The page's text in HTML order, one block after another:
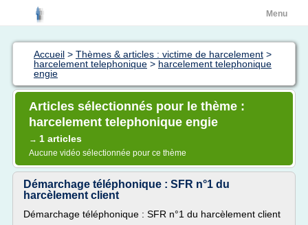
Menu
Accueil > Thèmes & articles : victime de harcelement >
harcelement telephonique > harcelement telephonique
engie
Articles sélectionnés pour le thème :
harcelement telephonique engie
→ 1 articles
Aucune vidéo sélectionnée pour ce thème
Démarchage téléphonique : SFR n°1 du
harcèlement client
Démarchage téléphonique : SFR n°1 du harcèlement client